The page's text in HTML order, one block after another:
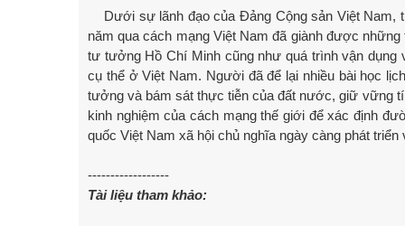
Dưới sự lãnh đạo của Đảng Cộng sản Việt Nam,
năm qua cách mạng Việt Nam đã giành được
tư tưởng Hồ Chí Minh cũng như quá trình vận dụng
cụ thể ở Việt Nam. Người đã để lại nhiều bài học
tưởng và bám sát thực tiễn của đất nước, giữ vững
kinh nghiệm của cách mạng thế giới để xác định
quốc Việt Nam xã hội chủ nghĩa ngày càng phát
------------------
Tài liệu tham khảo: